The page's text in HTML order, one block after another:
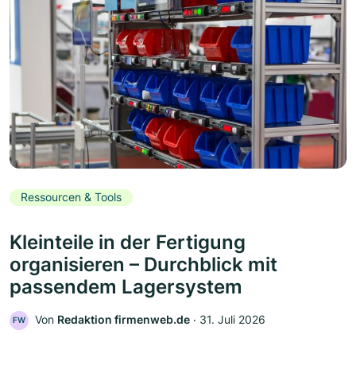
Ressourcen & Tools
Kleinteile in der Fertigung
organisieren – Durchblick mit
passendem Lagersystem
FW Von Redaktion firmenweb.de ‧ 31. Juli 2026